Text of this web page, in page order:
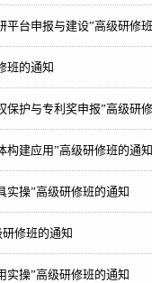
台申报与建设”高级研修
班的通知
护与专利奖申报”高级研
构建应用”高级研修班的通知
实操”高级研修班的通知
修班的通知
实操”高级研修班的通知